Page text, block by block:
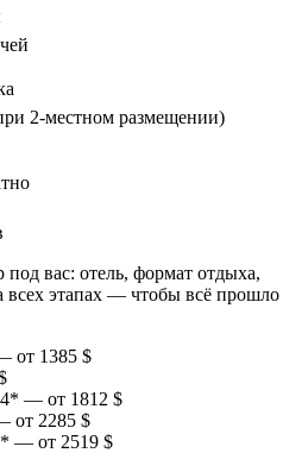
2-местном размещении)
вас: отель, формат отдыха,
этапах — чтобы всё прошло
от 1385 $
4* — от 1812 $
от 2285 $
— от 2519 $